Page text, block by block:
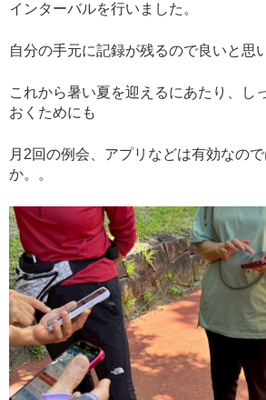
インターバルを行いました。
自分の手元に記録が残るので良いと思
これから暑い夏を迎えるにあたり、し
おくためにも
月2回の例会、アプリなどは有効なの
か。。